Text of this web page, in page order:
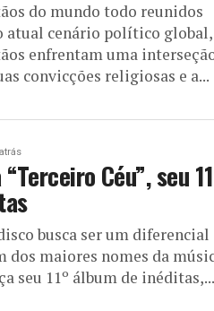
do mundo todo reunidos
atual cenário político global,
enfrentam uma
convicções religiosas e a...
Céu”, seu
busca ser um diferencial
dos maiores nomes da
seu 11º álbum de inéditas,...